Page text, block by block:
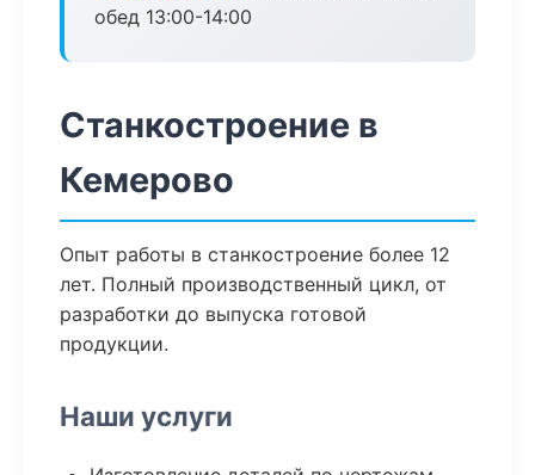
обед 13:00-14:00
Станкостроение в
Кемерово
Опыт работы в станкостроение более 12
лет. Полный производственный цикл, от
разработки до выпуска готовой
продукции.
Наши услуги